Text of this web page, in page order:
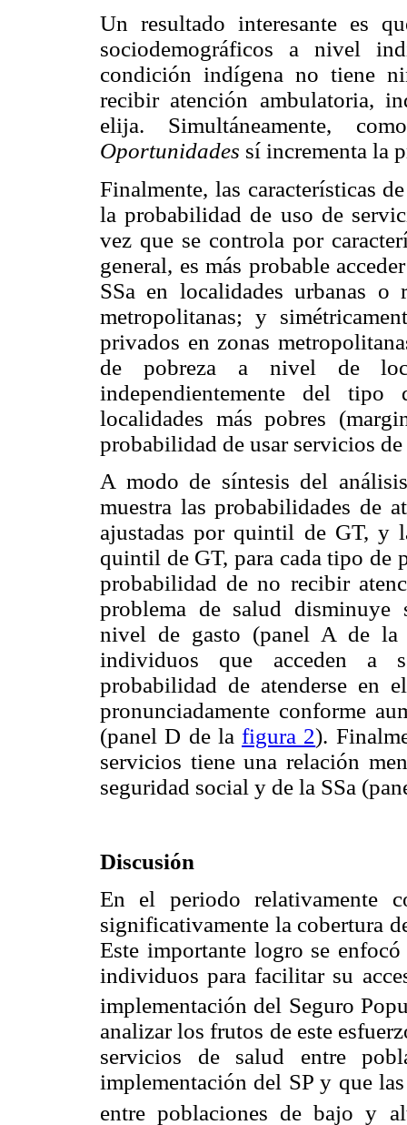
Un resultado interesante es
sociodemográficos a nivel
condición indígena no tiene
recibir atención ambulatoria,
elija. Simultáneamente,
Oportunidades sí incrementa la
Finalmente, las características
la probabilidad de uso de
vez que se controla por
general, es más probable
SSa en localidades urbanas o
metropolitanas; y
privados en zonas
de pobreza a nivel de
independientemente del
localidades más pobres
probabilidad de usar servicios
A modo de síntesis del
muestra las probabilidades de
ajustadas por quintil de GT, y
quintil de GT, para cada tipo de
probabilidad de no recibir
problema de salud disminuye
nivel de gasto (panel A de
individuos que acceden a
probabilidad de atenderse en
pronunciadamente conforme
(panel D de la figura 2).
servicios tiene una relación
seguridad social y de la SSa
Discusión
En el periodo relativamente
significativamente la cobertura
Este importante logro se
individuos para facilitar su
implementación del Seguro
analizar los frutos de este
servicios de salud entre
implementación del SP y que
entre poblaciones de bajo y